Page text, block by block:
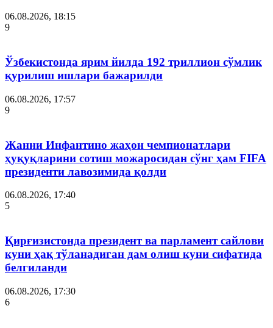
06.08.2026, 18:15
9
Ўзбекистонда ярим йилда 192 триллион сўмлик
қурилиш ишлари бажарилди
06.08.2026, 17:57
9
Жанни Инфантино жаҳон чемпионатлари
ҳуқуқларини сотиш можаросидан сўнг ҳам FIFA
президенти лавозимида қолди
06.08.2026, 17:40
5
Қирғизистонда президент ва парламент сайлови
куни ҳақ тўланадиган дам олиш куни сифатида
белгиланди
06.08.2026, 17:30
6